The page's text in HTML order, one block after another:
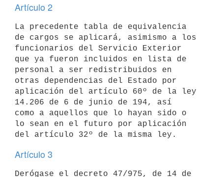
Artículo 2
La precedente tabla de equivalencia
de cargos se aplicará, asimismo a los
funcionarios del Servicio Exterior
que ya fueron incluidos en lista de
personal a ser redistribuidos en
otras dependencias del Estado por
aplicación del artículo 60º de la ley
14.206 de 6 de junio de 194, así
como a aquellos que lo hayan sido o
lo sean en el futuro por aplicación
Artículo 3
Derógase el decreto 47/975, de 14 de